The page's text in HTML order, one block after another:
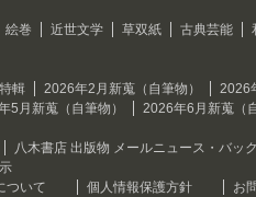
絵巻 近世文学 草双紙 古典芸能
輯 2026年2月新蒐（自筆物）
2026
5月新蒐（自筆物）
2026年6月新蒐（
八木書店 出版物 メールニュース・バッ
ついて
個人情報保護方針
お